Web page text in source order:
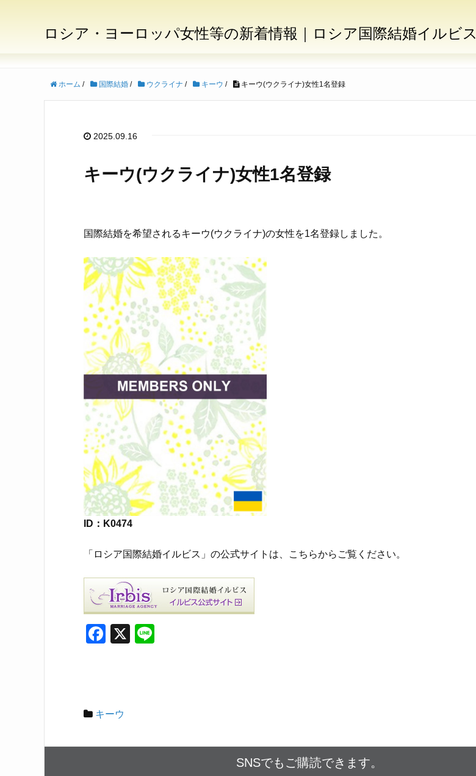
ロシア・ヨーロッパ女性等の新着情報｜ロシア国際結婚イルビス
ホーム / 国際結婚 / ウクライナ / キーウ / キーウ(ウクライナ)女性1名登録
2025.09.16
キーウ(ウクライナ)女性1名登録
国際結婚を希望されるキーウ(ウクライナ)の女性を1名登録しました。
ID：K0474
「ロシア国際結婚イルビス」の公式サイトは、こちらからご覧ください。
F
b
o
X
キーウ
SNSでもご購読できます。